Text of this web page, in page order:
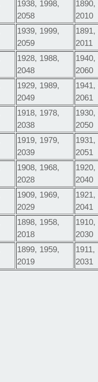
1938, 1998,
2058
1890,
2010
1939, 1999,
2059
1891,
2011
1928, 1988,
2048
1940,
2060
1929, 1989,
2049
1941,
2061
1918, 1978,
2038
1930,
2050
1919, 1979,
2039
1931,
2051
1908, 1968,
2028
1920,
2040
1909, 1969,
2029
1921,
2041
1898, 1958,
2018
1910,
2030
1899, 1959,
2019
1911,
2031